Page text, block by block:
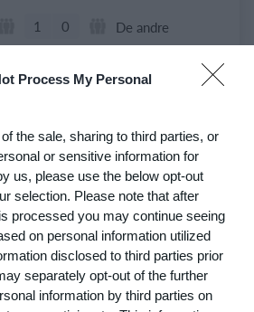
Process My Personal
the sale, sharing to third parties, or
or sensitive information for
us, please use the below opt-out
selection. Please note that after
processed you may continue seeing
on personal information utilized
disclosed to third parties prior
separately opt-out of the further
information by third parties on
1 0 De andre
10 0 Test
0 0 Næstved